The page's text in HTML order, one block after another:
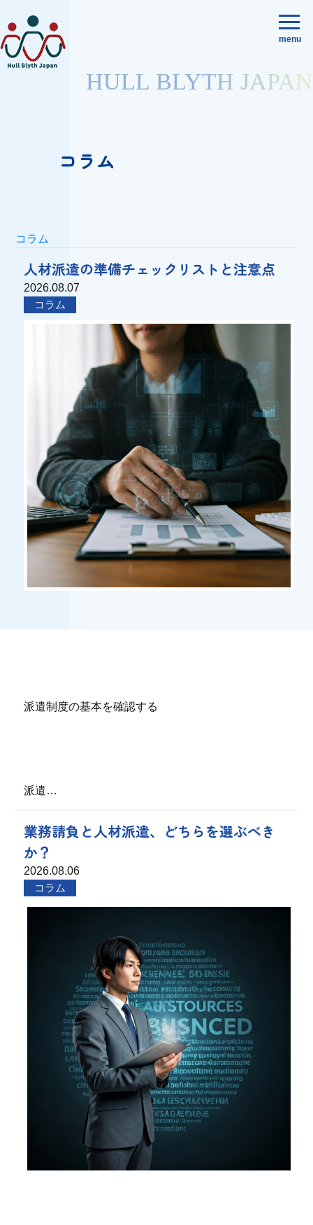
menu
コラム
HULL BLYTH JAPAN
コラム
人材派遣の準備チェックリストと注意点
2026.08.07
コラム
派遣制度の基本を確認する
派遣…
業務請負と人材派遣、どちらを選ぶべき
か？
2026.08.06
コラム